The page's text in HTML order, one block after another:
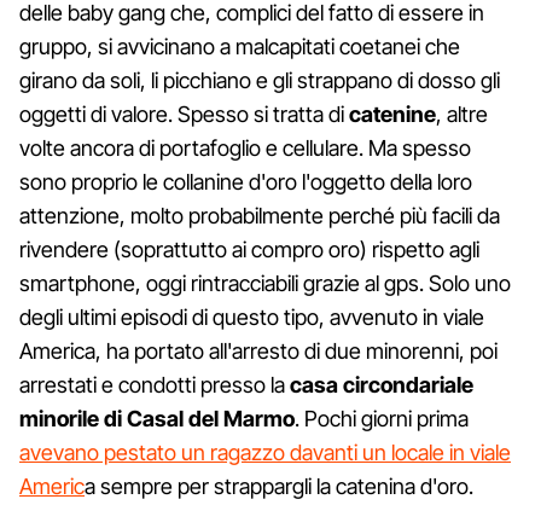
delle baby gang che, complici del fatto di essere in
gruppo, si avvicinano a malcapitati coetanei che
girano da soli, li picchiano e gli strappano di dosso gli
oggetti di valore. Spesso si tratta dicatenine, altre
volte ancora di portafoglio e cellulare. Ma spesso
sono proprio le collanine d'oro l'oggetto della loro
attenzione, molto probabilmente perché più facili da
rivendere (soprattutto ai compro oro) rispetto agli
smartphone, oggi rintracciabili grazie al gps. Solo uno
degli ultimi episodi di questo tipo, avvenuto in viale
America, ha portato all'arresto di due minorenni, poi
arrestati e condotti presso lacasa circondariale
minorile di Casal del Marmo. Pochi giorni prima
avevano pestato un ragazzo davanti un locale in viale
America sempre per strappargli la catenina d'oro.